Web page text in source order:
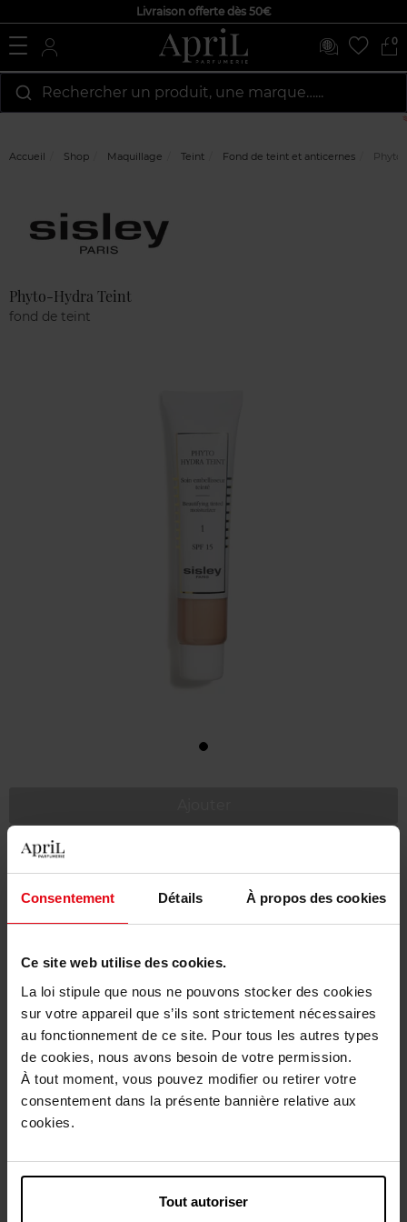
Consentement Détails À propos des cookies
Ce site web utilise des cookies.
La loi stipule que nous ne pouvons stocker des cookies
sur votre appareil que s’ils sont strictement nécessaires
au fonctionnement de ce site. Pour tous les autres types
de cookies, nous avons besoin de votre permission.
À tout moment, vous pouvez modifier ou retirer votre
consentement dans la présente bannière relative aux
cookies.
Tout autoriser
Livraison offerte dès 50€
0
Rechercher un produit, une marque…...
Accueil Shop Maquillage Teint Fond de teint et anticernes
Phyto-Hydra Teint
fond de teint
Livraison gratuite à partir de 50€
Retour gratuit dans votre magasin
Description
Caractéristiques
Avis client